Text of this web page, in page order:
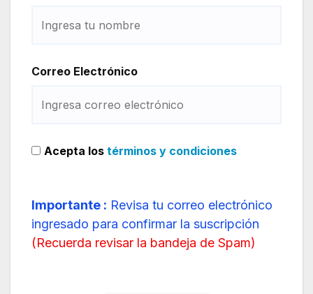
Correo Electrónico
Acepta los términos y condiciones
Importante : Revisa tu correo electrónico
ingresado para confirmar la suscripción
(Recuerda revisar la bandeja de Spam)